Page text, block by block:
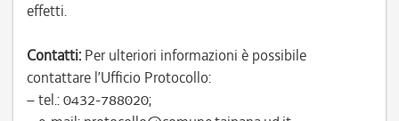
effetti.
Contatti: Per ulteriori informazioni è possibile
contattare l’Ufficio Protocollo:
– tel.: 0432-788020;